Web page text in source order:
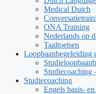
Medical Dutch
ONA Training
Nederlands op
Taaltoetsen
Loopbaanbegeleiding
Studiecoaching
Studiecoaching
Engels basis-